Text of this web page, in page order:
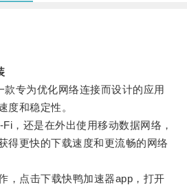
专为优化网络连接而设计的应用
度和稳定性。
还是在外出使用移动数据网络，
得更快的下载速度和更流畅的网络
点击下载快鸭加速器app，打开